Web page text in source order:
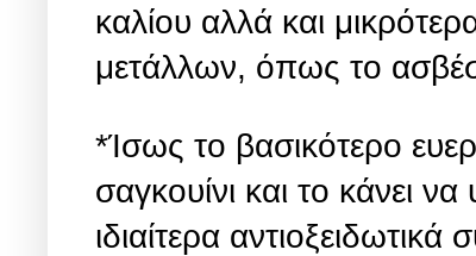
καλίου αλλά και
μετάλλων, όπως το
*Ίσως το βασικότερο
σαγκουίνι και το κάνει
ιδιαίτερα